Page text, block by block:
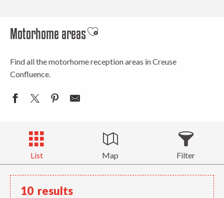
Motorhome areasAjouter aux favoris
Find all the motorhome reception areas in Creuse
Confluence.
List Map Filter
10 results